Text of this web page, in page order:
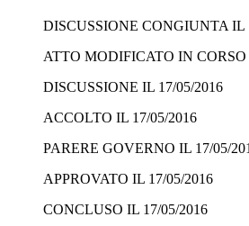
DISCUSSIONE CONGIUNTA IL
ATTO MODIFICATO IN
DISCUSSIONE IL 17/05/2016
ACCOLTO IL 17/05/2016
PARERE GOVERNO IL 17/05/
APPROVATO IL 17/05/2016
CONCLUSO IL 17/05/2016